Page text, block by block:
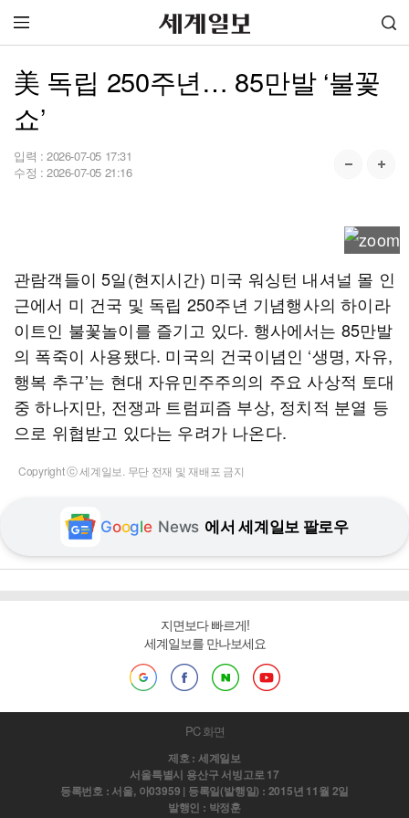
美 독립 250주년… 85만발 ‘불꽃
쇼’
입력 : 2026-07-05 17:31
수정 : 2026-07-05 21:16
관람객들이 5일(현지시간) 미국 워싱턴 내셔널 몰 인
근에서 미 건국 및 독립 250주년 기념행사의 하이라
이트인 불꽃놀이를 즐기고 있다. 행사에서는 85만발
의 폭죽이 사용됐다. 미국의 건국이념인 ‘생명, 자유,
행복 추구’는 현대 자유민주주의의 주요 사상적 토대
중 하나지만, 전쟁과 트럼피즘 부상, 정치적 분열 등
으로 위협받고 있다는 우려가 나온다.
Copyright ⓒ 세계일보. 무단 전재 및 재배포 금지
Google News 에서 세계일보 팔로우
지면보다 빠르게!
세계일보를 만나보세요
PC 화면
제호 : 세계일보
서울특별시 용산구 서빙고로 17
등록번호 : 서울, 아03959 | 등록일(발행일) : 2015년 11월 2일
발행인 : 박정훈